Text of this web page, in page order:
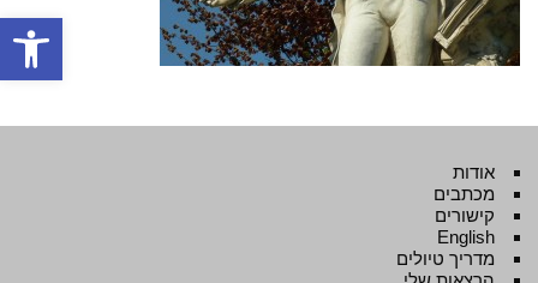
פתח
אודות
מכתבים
קישורים
English
מדריך טיולים